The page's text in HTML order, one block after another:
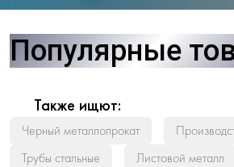
Популярные
Также ищют:
Черный металлопрокат
Трубы стальные
Листовой металл